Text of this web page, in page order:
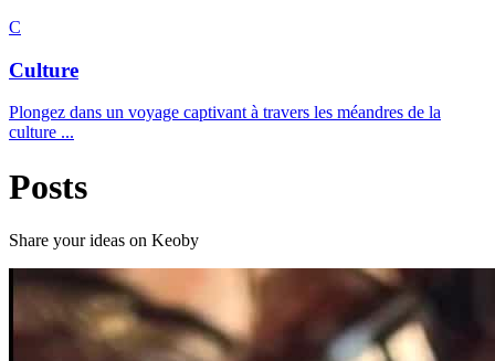
C
Culture
Plongez dans un voyage captivant à travers les méandres de la
culture ...
Posts
Share your ideas on Keoby